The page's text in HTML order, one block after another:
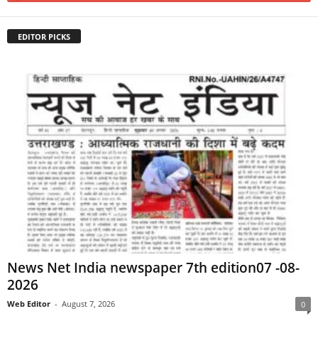
EDITOR PICKS
News Net India newspaper 7th edition07 -08-
2026
Web Editor - August 7, 2026 0